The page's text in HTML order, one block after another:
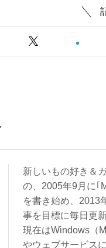
新しいもの好き＆
の、2005年9月に｢
を書き始め、2013
事を目標に毎日更
現在はWindows（
やウェブサービス